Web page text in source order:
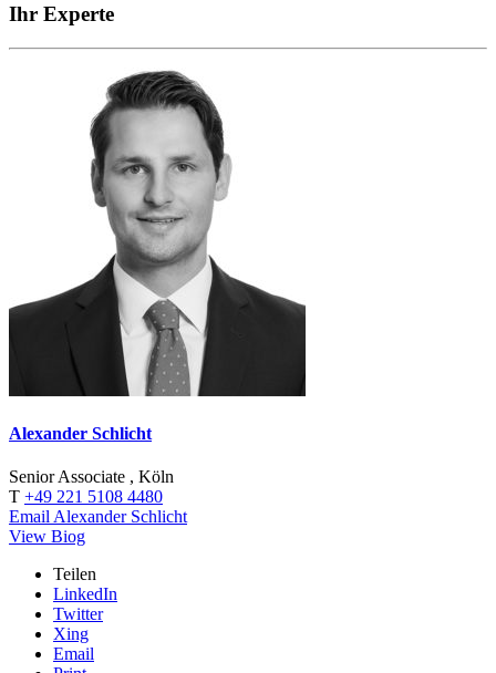
Ihr Experte
Alexander Schlicht
Senior Associate , Köln
T +49 221 5108 4480
Email Alexander Schlicht
View Biog
Teilen
LinkedIn
Twitter
Xing
Email